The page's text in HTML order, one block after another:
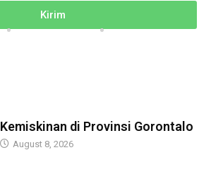
Kirim
Kemiskinan di Provinsi Gorontalo
August 8, 2026